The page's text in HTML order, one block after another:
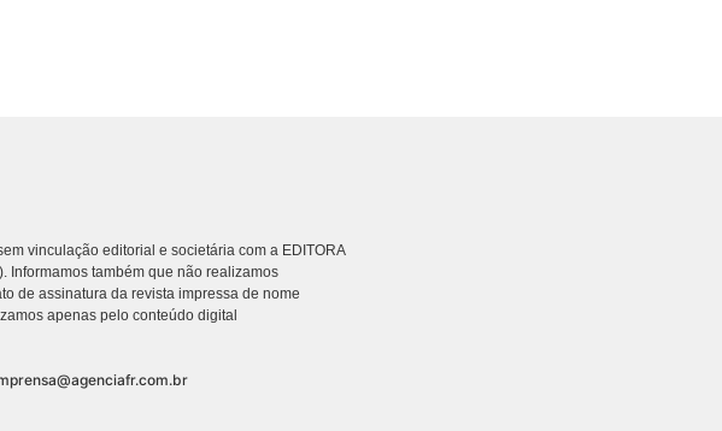
vinculação editorial e societária com a EDITORA
Informamos também que não realizamos
de assinatura da revista impressa de nome
apenas pelo conteúdo digital